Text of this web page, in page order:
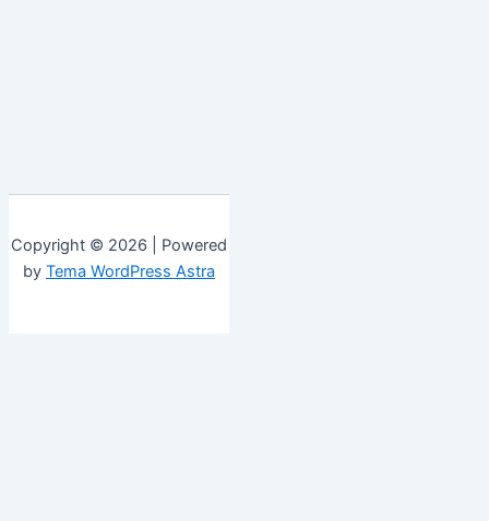
Copyright © 2026 | Powered
by Tema WordPress Astra